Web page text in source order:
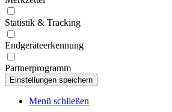
Statistik & Tracking
Endgeräteerkennung
Partnerprogramm
Menü schließen